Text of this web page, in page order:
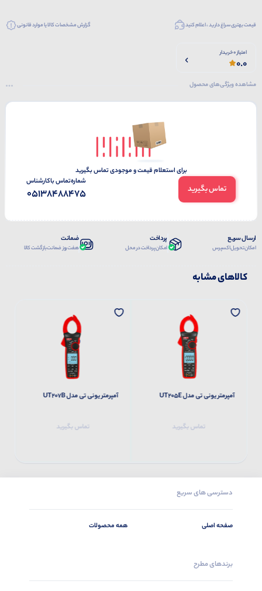
قیمت بهتری سراغ دارید ، اعلام کنید گزارش مشخصات کالا یا موارد قانونی
امتیاز 0 خریدار
0.0
مشاهده ویژگی‌های محصول
برای استعلام قیمت و موجودی تماس بگیرید
تماس بگیرید
شماره‌تماس‌ با‌کارشناس
05138488475
ارسال سریع
امکان تحویل اکسپرس
پرداخت
امکان پرداخت در محل
ضمانت
هفت روز ضمانت بازگشت کالا
کالاهای مشابه
آمپرمتر یونی تی مدل UT205E
تماس بگیرید
آمپرمتر یونی تی مدل UT207B
تماس بگیرید
دسترسی های سریع
صفحه اصلی همه محصولات
برندهای مطرح